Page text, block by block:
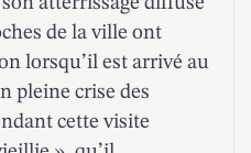
atterrissage diffusé
de la ville ont
lorsqu’il est arrivé au
pleine crise des
cette visite